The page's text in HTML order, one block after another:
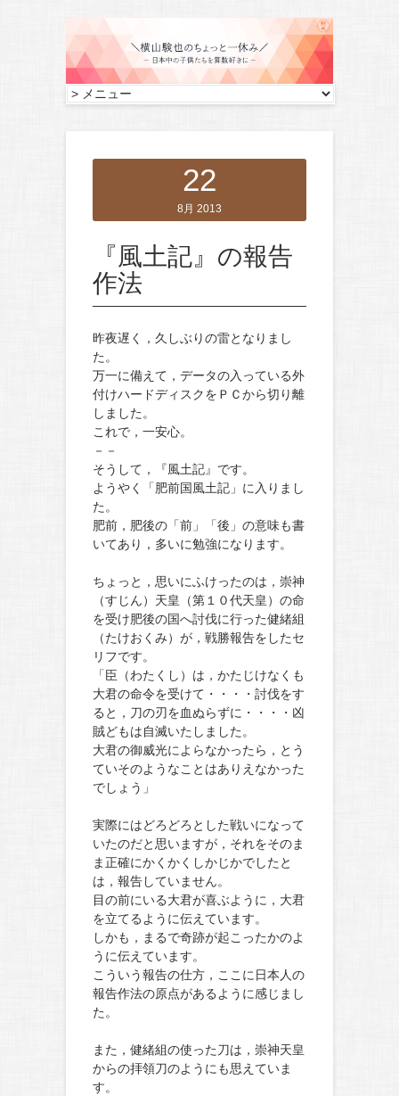
22
8月 2013
『風土記』の報告
作法
昨夜遅く，久しぶりの雷となりまし
た。
万一に備えて，データの入っている外
付けハードディスクをＰＣから切り離
しました。
これで，一安心。
－－
そうして，『風土記』です。
ようやく「肥前国風土記」に入りまし
た。
肥前，肥後の「前」「後」の意味も書
いてあり，多いに勉強になります。
ちょっと，思いにふけったのは，崇神
（すじん）天皇（第１０代天皇）の命
を受け肥後の国へ討伐に行った健緒組
（たけおくみ）が，戦勝報告をしたセ
リフです。
「臣（わたくし）は，かたじけなくも
大君の命令を受けて・・・・討伐をす
ると，刀の刃を血ぬらずに・・・・凶
賊どもは自滅いたしました。
大君の御威光によらなかったら，とう
ていそのようなことはありえなかった
でしょう」
実際にはどろどろとした戦いになって
いたのだと思いますが，それをそのま
ま正確にかくかくしかじかでしたと
は，報告していません。
目の前にいる大君が喜ぶように，大君
を立てるように伝えています。
しかも，まるで奇跡が起こったかのよ
うに伝えています。
こういう報告の仕方，ここに日本人の
報告作法の原点があるように感じまし
た。
また，健緒組の使った刀は，崇神天皇
からの拝領刀のようにも思えていま
す。